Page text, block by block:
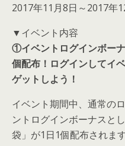
2017年11月8日～2017年
▼イベント内容
①イベントログインボー
個配布！ログインしてイ
ゲットしよう！
イベント期間中、通常の
ントログインボーナスと
袋」が1日1個配布されます